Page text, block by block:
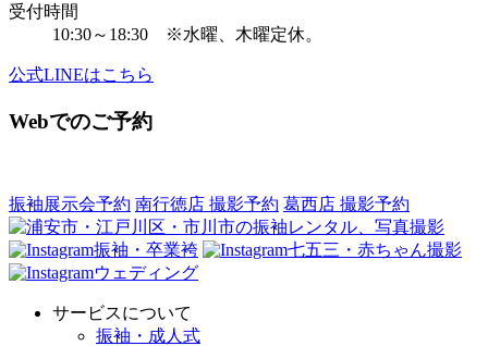
受付時間
10:30～18:30 ※水曜、木曜定休。
公式LINEはこちら
Webでのご予約
振袖展示会予約 南行徳店 撮影予約 葛西店 撮影予約
振袖・卒業袴
七五三・赤ちゃん撮影
ウェディング
サービスについて
振袖・成人式